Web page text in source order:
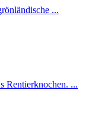
...
Rentierknochen. ...